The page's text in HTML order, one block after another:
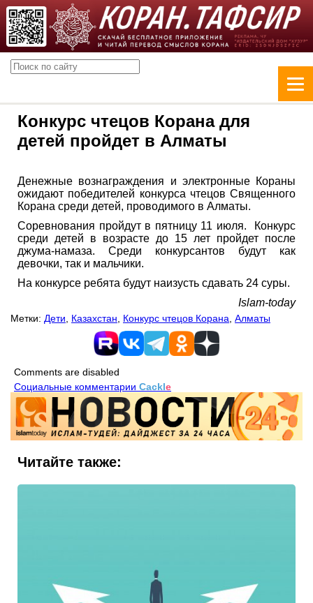
Конкурс чтецов Корана для
детей пройдет в Алматы
Денежные вознаграждения и электронные Кораны
ожидают победителей конкурса чтецов Священного
Корана среди детей, проводимого в Алматы.
Соревнования пройдут в пятницу 11 июля. Конкурс
среди детей в возрасте до 15 лет пройдет после
джума-намаза. Среди конкурсантов будут как
девочки, так и мальчики.
На конкурсе ребята будут наизусть сдавать 24 суры.
Islam-today
Метки: Дети Казахстан Конкурс чтецов Корана Алматы
Comments are disabled
Социальные комментарии Cackle
Читайте также: